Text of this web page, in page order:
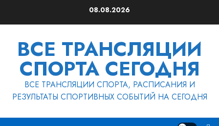
08.08.2026
ВСЕ ТРАНСЛЯЦИИ
СПОРТА СЕГОДНЯ
ВСЕ ТРАНСЛЯЦИИ СПОРТА, РАСПИСАНИЯ И
РЕЗУЛЬТАТЫ СПОРТИВНЫХ СОБЫТИЙ НА СЕГОДНЯ